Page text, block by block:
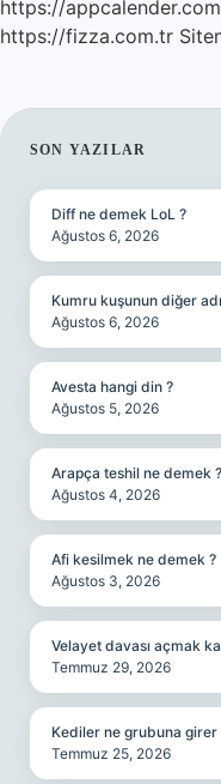
https://
https://fizza.com.tr
SIDEBAR
SON YAZILAR
Diff ne demek LoL ?
Ağustos 6, 2026
Kumru kuşunun diğer
Ağustos 6, 2026
Avesta hangi din ?
Ağustos 5, 2026
Arapça teshil ne demek ?
Ağustos 4, 2026
Afi kesilmek ne demek ?
Ağustos 3, 2026
Velayet davası açmak
Temmuz 29, 2026
Kediler ne grubuna girer
Temmuz 25, 2026